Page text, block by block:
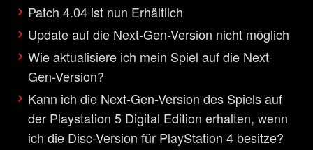
Patch 4.04 ist nun Erhältlich
Update auf die Next-Gen-Version nicht möglich
Wie aktualisiere ich mein Spiel auf die Next-
Gen-Version?
Kann ich die Next-Gen-Version des Spiels auf
der Playstation 5 Digital Edition erhalten, wenn
ich die Disc-Version für PlayStation 4 besitze?